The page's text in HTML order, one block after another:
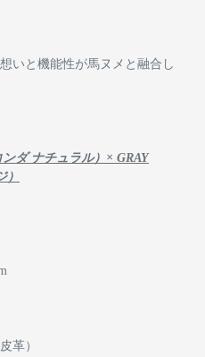
いと機能性が馬ヌメと融合し
ダ ナチュラル）× GRAY
）
革）